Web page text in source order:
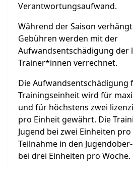
Verantwortungsaufwand.
Während der Saison
Gebühren werden mit der
Aufwandsentschädigung der
Trainer*innen verrechnet.
Die Aufwandsentschädigung
Trainingseinheit wird für
und für höchstens zwei
pro Einheit gewährt. Die
Jugend bei zwei Einheiten
Teilnahme in den
bei drei Einheiten pro Woche.